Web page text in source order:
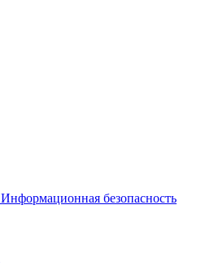
Информационная безопасность